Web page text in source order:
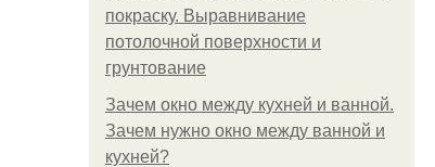
покраску. Выравнивание
потолочной поверхности и
грунтование
Зачем окно между кухней и ванной.
Зачем нужно окно между ванной и
кухней?